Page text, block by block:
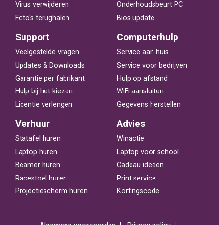
Virus verwijderen
Foto's terughalen
Onderhoudsbeurt PC
Bios update
Support
Veelgestelde vragen
Updates & Downloads
Garantie per fabrikant
Hulp bij het kiezen
Licentie verlengen
Computerhulp
Service aan huis
Service voor bedrijven
Hulp op afstand
WiFi aansluiten
Gegevens herstellen
Verhuur
Statafel huren
Laptop huren
Beamer huren
Racestoel huren
Projectiescherm huren
Advies
Winactie
Laptop voor school
Cadeau ideeën
Print service
Kortingscode